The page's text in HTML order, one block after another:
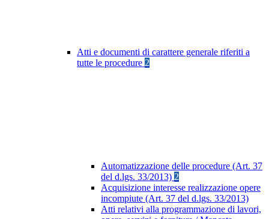
Atti e documenti di carattere generale riferiti a
tutte le procedure 2
Automatizzazione delle procedure (Art. 37
del d.lgs. 33/2013) 2
Acquisizione interesse realizzazione opere
incompiute (Art. 37 del d.lgs. 33/2013)
Atti relativi alla programmazione di lavori,